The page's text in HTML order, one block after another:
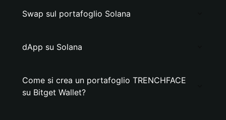
Swap sul portafoglio Solana
dApp su Solana
Come si crea un portafoglio TRENCHFACE
su Bitget Wallet?